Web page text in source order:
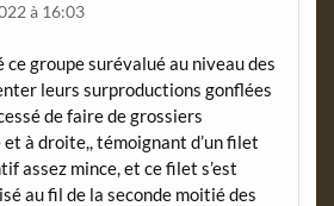
à 16:03
ce groupe surévalué au niveau des
leurs surproductions gonflées
de faire de grossiers
à droite,, témoignant d’un filet
assez mince, et ce filet s’est
au fil de la seconde moitié des